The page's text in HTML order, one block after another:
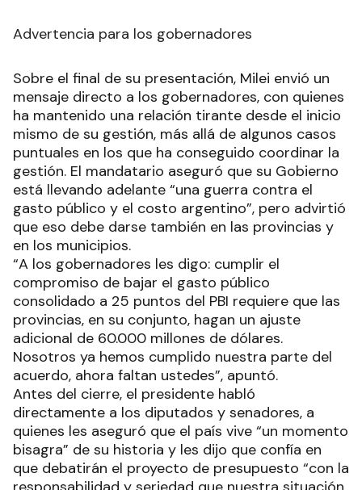
Advertencia para los gobernadores
Sobre el final de su presentación, Milei envió un
mensaje directo a los gobernadores, con quienes
ha mantenido una relación tirante desde el inicio
mismo de su gestión, más allá de algunos casos
puntuales en los que ha conseguido coordinar la
gestión. El mandatario aseguró que su Gobierno
está llevando adelante “una guerra contra el
gasto público y el costo argentino”, pero advirtió
que eso debe darse también en las provincias y
en los municipios.
“A los gobernadores les digo: cumplir el
compromiso de bajar el gasto público
consolidado a 25 puntos del PBI requiere que las
provincias, en su conjunto, hagan un ajuste
adicional de 60.000 millones de dólares.
Nosotros ya hemos cumplido nuestra parte del
acuerdo, ahora faltan ustedes”, apuntó.
Antes del cierre, el presidente habló
directamente a los diputados y senadores, a
quienes les aseguró que el país vive “un momento
bisagra” de su historia y les dijo que confía en
que debatirán el proyecto de presupuesto “con la